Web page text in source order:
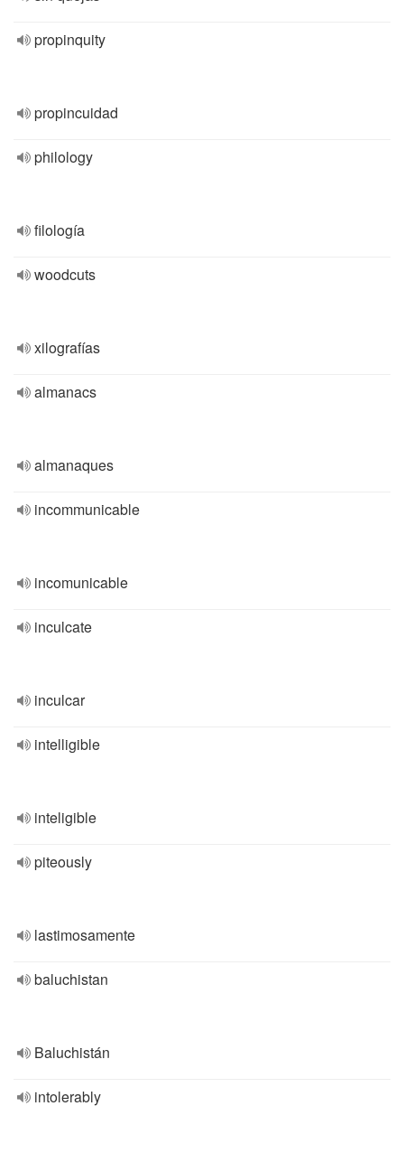
propinquity
propincuidad
philology
filología
woodcuts
xilografías
almanacs
almanaques
incommunicable
incomunicable
inculcate
inculcar
intelligible
inteligible
piteously
lastimosamente
baluchistan
Baluchistán
intolerably